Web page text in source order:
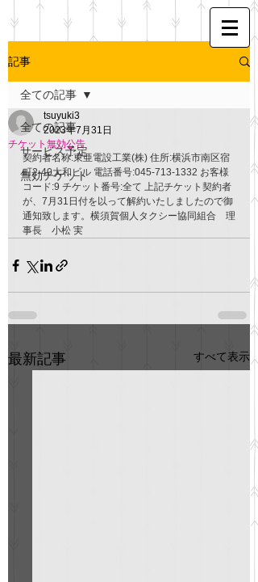
記事
全ての記事
サービス予定
無効チケット
全ての記事
チケット無効公告
tsuyuki3
2023年7月31日
契約者名称:東亜電設工業(株) 住所:横浜市南区宿
町2-40大和ビル 電話番号:045-713-1332 お客様
コード:9 チケット番号:全て 上記チケット契約者
が、7月31日付を以って解約いたしましたので御
通知致します。横須賀個人タクシー協同組合　理
事長　小松 実
最新記事 すべて表示